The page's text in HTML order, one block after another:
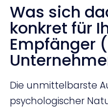
Was sich
konkret für
Empfänger
Die unmittelbarste
psychologischer